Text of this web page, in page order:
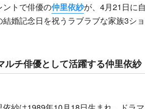
ントで俳優の仲里依紗が、4月21日に
結婚記念日を祝うラブラブな家族3シ
ルチ俳優として活躍する仲里依紗